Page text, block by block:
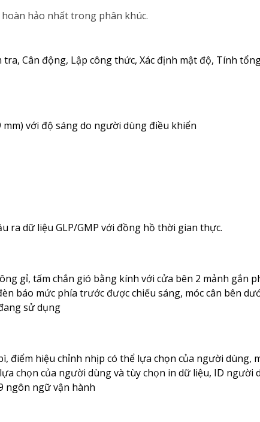
hảo nhất trong phân khúc.
Cân động, Lập công thức, Xác định mật độ, Tính
mm) với độ sáng do người dùng điều khiển
ra dữ liệu GLP/GMP với đồng hồ thời gian thực.
gỉ, tấm chắn gió bằng kính với cửa bên 2 mảnh gắn
báo mức phía trước được chiếu sáng, móc cân bên
sử dụng
điểm hiệu chỉnh nhịp có thể lựa chọn của người dùng,
chọn của người dùng và tùy chọn in dữ liệu, ID người
ngôn ngữ vận hành